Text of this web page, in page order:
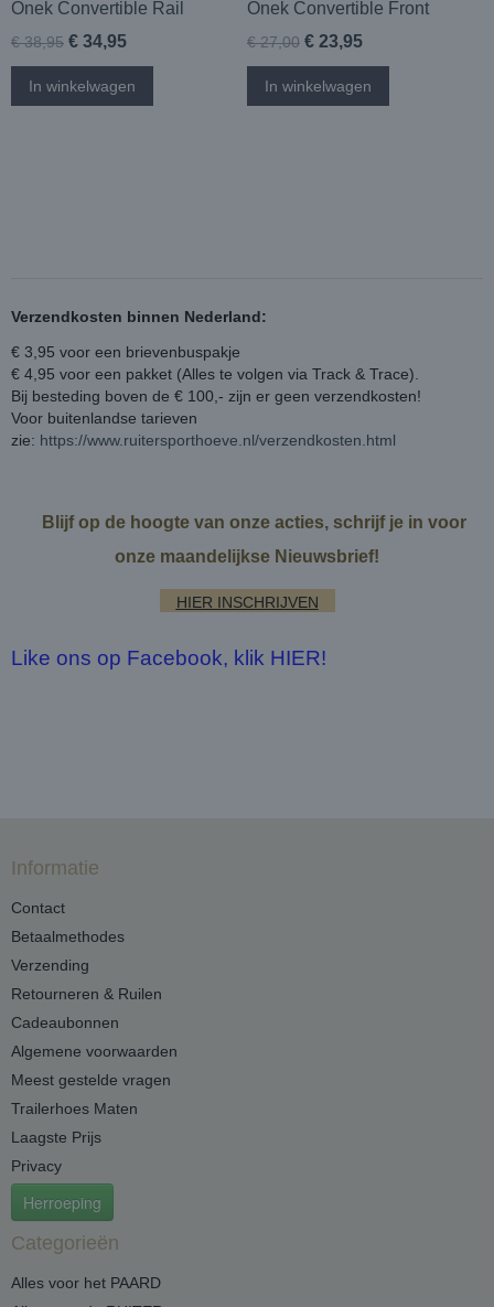
Onek Convertible Rail
€ 38,95 € 34,95
In winkelwagen
Onek Convertible Front
€ 27,00 € 23,95
In winkelwagen
Verzendkosten binnen Nederland:
€ 3,95 voor een brievenbuspakje
€ 4,95 voor een pakket (Alles te volgen via Track & Trace).
Bij besteding boven de € 100,- zijn er geen verzendkosten!
Voor buitenlandse tarieven
zie: https://www.ruitersporthoeve.nl/verzendkosten.html
Blijf op de hoogte van onze acties, schrijf je in voor
onze maandelijkse Nieuwsbrief!
HIER INSCHRIJVEN
Like ons op Facebook, klik HIER!
Informatie
Contact
Betaalmethodes
Verzending
Retourneren & Ruilen
Cadeaubonnen
Algemene voorwaarden
Meest gestelde vragen
Trailerhoes Maten
Laagste Prijs
Privacy
Herroeping
Categorieën
Alles voor het PAARD